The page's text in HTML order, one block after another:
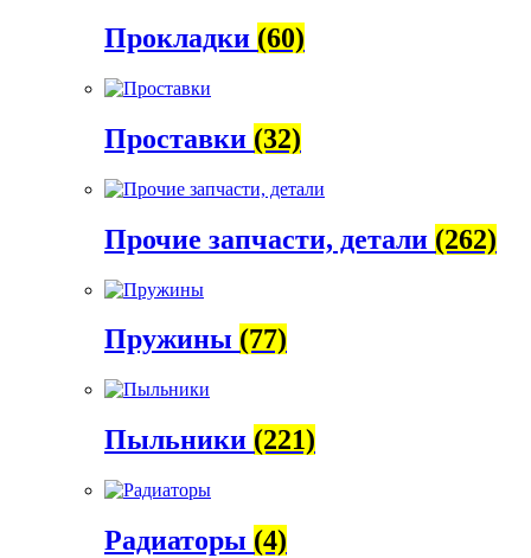
Прокладки (60)
Проставки (32)
Прочие запчасти, детали (262)
Пружины (77)
Пыльники (221)
Радиаторы (4)